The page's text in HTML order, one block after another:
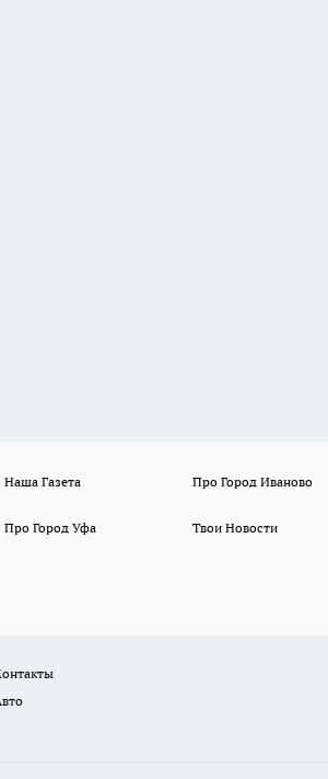
Наша Газета Про Город Иваново
Про Город Уфа Твои Новости